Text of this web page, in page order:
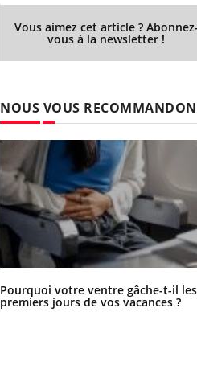
Vous aimez cet article ? Abonnez-
vous à la newsletter !
NOUS VOUS
Pourquoi votre ventre gâche-t-il les
premiers jours de vos vacances ?